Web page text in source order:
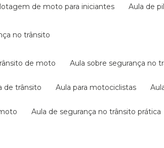
de moto para iniciantes aula de
no trânsito
de moto aula sobre segurança no
de trânsito aula para motociclistas
aula de segurança no trânsito prática